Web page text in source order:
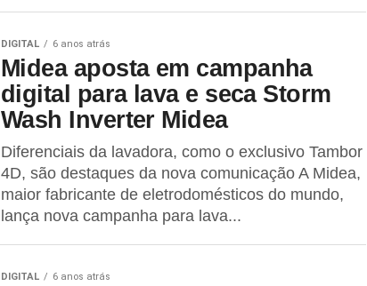
DIGITAL 6 anos atrás
Midea aposta em campanha
digital para lava e seca Storm
Wash Inverter Midea
Diferenciais da lavadora, como o exclusivo Tambor
4D, são destaques da nova comunicação A Midea,
maior fabricante de eletrodomésticos do mundo,
lança nova campanha para lava...
DIGITAL 6 anos atrás